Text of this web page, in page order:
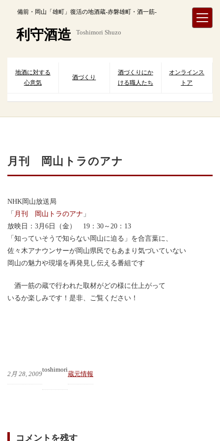
備前・岡山「雄町」復活の地酒蔵-赤磐雄町・酒一筋-
利守酒造 Toshimori Shuzo
地酒に対する
心意気
酒づくり
酒づくりにか
ける職人たち
オンラインス
トア
月刊 岡山トラのアナ
NHK岡山放送局
「 月刊 岡山トラのアナ 」
放映日：3月6日（金） 19：30～20：13
「知っていそうで知らない岡山に迫る」を合言葉に、
佐々木アナウンサーが岡山県民でもあまり気づいていない
岡山の魅力や現場を再発見し伝える番組です
酒一筋の蔵で行われた取材がどの様に仕上がって
いるか楽しみです！是非、ご覧ください！
2月 28, 2009
toshimori
蔵元情報
コメントを残す